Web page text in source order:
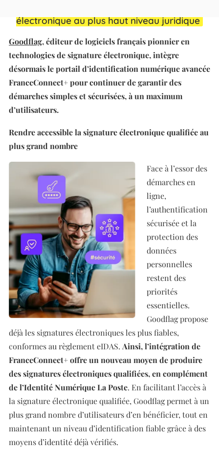
électronique au plus haut niveau juridique
Goodflag, éditeur de logiciels français pionnier en
technologies de signature électronique, intègre
désormais le portail d’identification numérique avancée
FranceConnect+ pour continuer de garantir des
démarches simples et sécurisées, à un maximum
d’utilisateurs.
Rendre accessible la signature électronique qualifiée au
plus grand nombre
Face à l’essor des
démarches en
ligne,
l’authentification
sécurisée et la
protection des
données
personnelles
restent des
priorités
essentielles.
Goodflag propose
déjà les signatures électroniques les plus fiables,
conformes au règlement eIDAS. Ainsi, l’intégration de
FranceConnect+ offre un nouveau moyen de produire
des signatures électroniques qualifiées, en complément
de l’Identité Numérique La Poste. En facilitant l’accès à
la signature électronique qualifiée, Goodflag permet à un
plus grand nombre d’utilisateurs d’en bénéficier, tout en
maintenant un niveau d’identification fiable grâce à des
moyens d’identité déjà vérifiés.